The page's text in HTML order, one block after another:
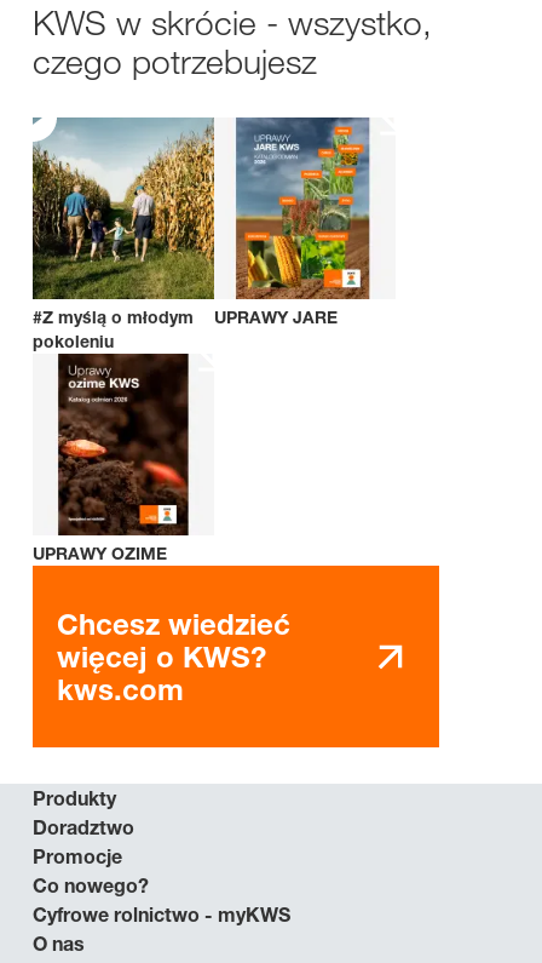
KWS w skrócie - wszystko,
czego potrzebujesz
#Z myślą o młodym
pokoleniu
UPRAWY JARE
UPRAWY OZIME
Chcesz wiedzieć
więcej o KWS?
kws.com
Produkty
Doradztwo
Promocje
Co nowego?
Cyfrowe rolnictwo - myKWS
O nas